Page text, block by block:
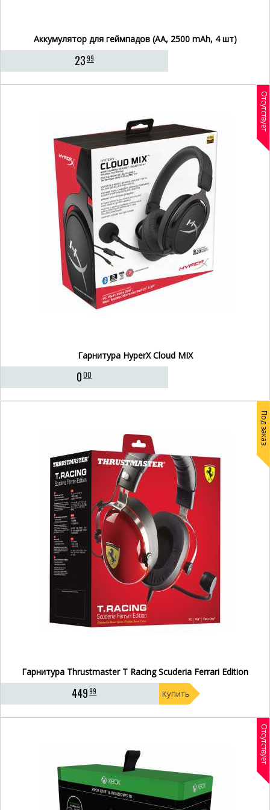
Аккумулятор для геймпадов (AA, 2500 mAh, 4 шт)
2399
Отсутствует
Гарнитура HyperX Cloud MIX
000
Под заказ
Гарнитура Thrustmaster T Racing Scuderia Ferrari Edition
44999 Купить
Отсутствует